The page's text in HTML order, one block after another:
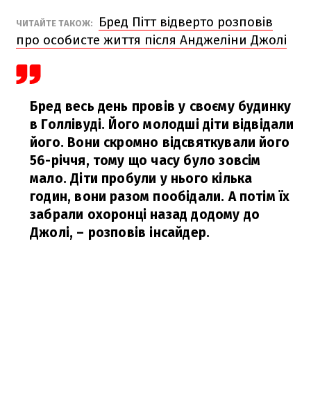
ЧИТАЙТЕ ТАКОЖ:
Бред Пітт відверто розповів
про особисте життя після Анджеліни Джолі
Бред весь день провів у своєму будинку
в Голлівуді. Його молодші діти відвідали
його. Вони скромно відсвяткували його
56-річчя, тому що часу було зовсім
мало. Діти пробули у нього кілька
годин, вони разом пообідали. А потім їх
забрали охоронці назад додому до
Джолі, – розповів інсайдер.